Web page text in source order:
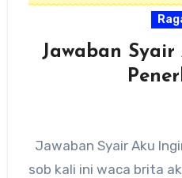
Jawaban
Jawaban Syair Aku
sob kali ini waca brita